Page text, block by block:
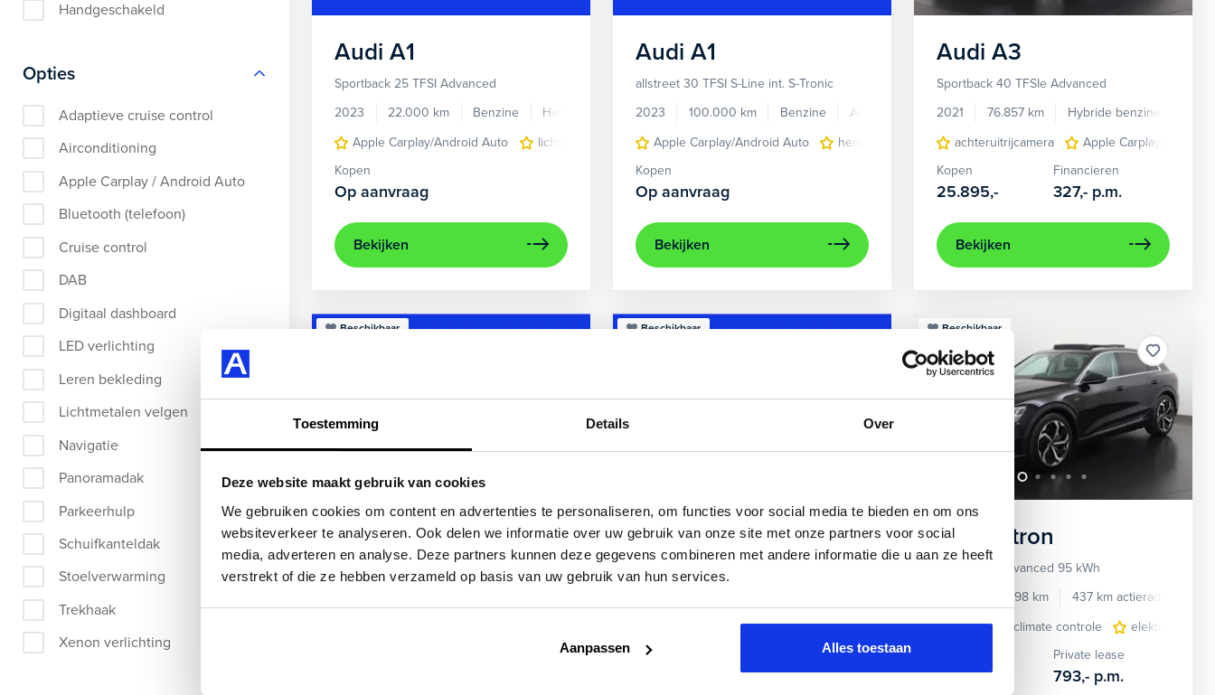
Toestemming Details Over
Deze website maakt gebruik van cookies
We gebruiken cookies om content en advertenties te personaliseren, om functies voor social media te bieden en om ons
websiteverkeer te analyseren. Ook delen we informatie over uw gebruik van onze site met onze partners voor social
media, adverteren en analyse. Deze partners kunnen deze gegevens combineren met andere informatie die u aan ze heeft
verstrekt of die ze hebben verzameld op basis van uw gebruik van hun services.
Aanpassen Alles toestaan
Handgeschakeld
Opties
Adaptieve cruise control
Airconditioning
Apple Carplay / Android Auto
Bluetooth (telefoon)
Cruise control
DAB
Digitaal dashboard
LED verlichting
Leren bekleding
Lichtmetalen velgen
Navigatie
Panoramadak
Parkeerhulp
Schuifkanteldak
Stoelverwarming
Trekhaak
Xenon verlichting
Audi A1
Sportback 25 TFSI Advanced
2023
22.000 km Benzine
Handgeschakeld
Apple Carplay/Android Auto
lichtmetalen velgen 5-spaaks 17"
voorstoelen verwarmd
Kopen
Op aanvraag
Bekijken
Audi A1
allstreet 30 TFSI S-Line int. S-Tronic
2023
100.000 km Benzine
Automaat
Apple Carplay/Android Auto
hemelbekleding donker lichtmetalen velgen 7-spaaks 17"
Kopen
Op aanvraag
Bekijken
Audi A3
Sportback 40 TFSIe Advanced
2021
76.857 km Hybride benzine
achteruitrijcamera
Apple Carplay/Android
Kopen
25.895,-
Financieren
327,- p.m.
Bekijken
Beschikbaar
Audi A3
Sportback 40 TFSIe Plug-In
electronic climate controle elektrisch glazen panorama-dak lederen bekleding
Beschikbaar
Audi A3
Sportback 40 TFSIe Advanced
achteruitrijcamera
Apple Carplay/Android Auto electronic climate controle
lichtmetalen
Kopen
Beschikbaar
Audi e-tron
55 quattro Advanced 95 kWh
34.998 km 437 km actieradius
electronic climate controle
elektrisch
36.895,-
Private lease
793,- p.m.